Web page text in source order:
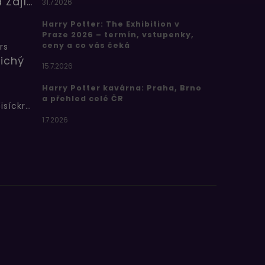
Bertíkovy fazolky tisíckrát jinak
31.7.2026
Harry Potter: The Exhibition v
Praze 2026 – termín, vstupenky,
ceny a co vás čeká
15.7.2026
Harry Potter kavárna: Praha, Brno
a přehled celé ČR
1.7.2026